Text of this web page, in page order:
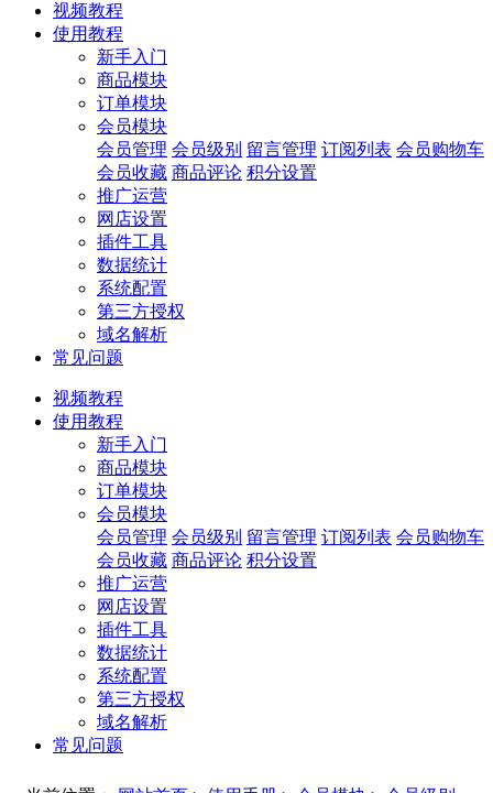
视频教程
使用教程
新手入门
商品模块
订单模块
会员模块
会员管理 会员级别 留言管理 订阅列表 会员购物车
会员收藏 商品评论 积分设置
推广运营
网店设置
插件工具
数据统计
系统配置
第三方授权
域名解析
常见问题
视频教程
使用教程
新手入门
商品模块
订单模块
会员模块
会员管理 会员级别 留言管理 订阅列表 会员购物车
会员收藏 商品评论 积分设置
推广运营
网店设置
插件工具
数据统计
系统配置
第三方授权
域名解析
常见问题